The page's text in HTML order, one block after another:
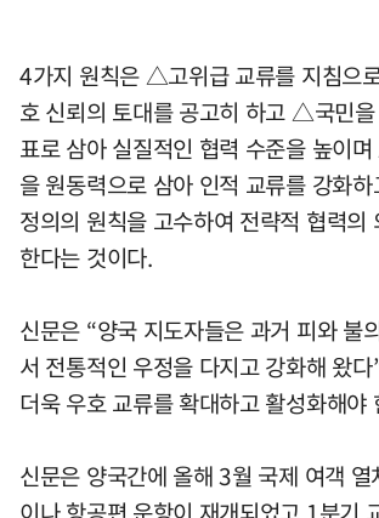
4가지 원칙은 △고위급 교류를 지침으
호 신뢰의 토대를 공고히 하고 △국민
표로 삼아 실질적인 협력 수준을 높이
을 원동력으로 삼아 인적 교류를 강화
정의의 원칙을 고수하여 전략적 협력의
한다는 것이다.
신문은 “양국 지도자들은 과거 피와 불
서 전통적인 우정을 다지고 강화해 왔
더욱 우호 교류를 확대하고 활성화해야
신문은 양국간에 올해 3월 국제 여객